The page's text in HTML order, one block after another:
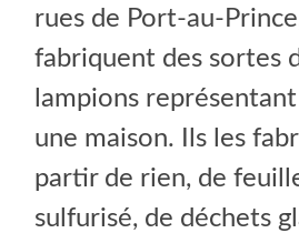
rues de Port-au-
fabriquent des sortes
lampions
une maison. Ils les
partir de rien, de
sulfurisé, de déchets